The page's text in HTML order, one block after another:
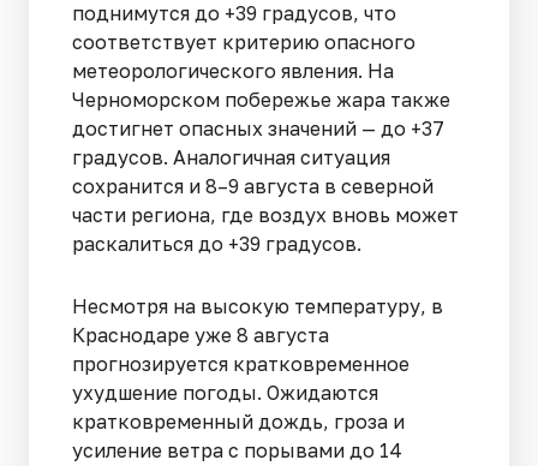
поднимутся до +39 градусов, что
соответствует критерию опасного
метеорологического явления. На
Черноморском побережье жара также
достигнет опасных значений — до +37
градусов. Аналогичная ситуация
сохранится и 8–9 августа в северной
части региона, где воздух вновь может
раскалиться до +39 градусов.
Несмотря на высокую температуру, в
Краснодаре уже 8 августа
прогнозируется кратковременное
ухудшение погоды. Ожидаются
кратковременный дождь, гроза и
усиление ветра с порывами до 14